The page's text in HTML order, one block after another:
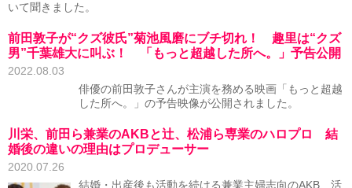
いて聞きました。
前田敦子が“クズ彼氏”菊池風磨にブチ切れ！ 趣里は“クズ
男”千葉雄大に叫ぶ！ 「もっと超越した所へ。」予告公開
2022.08.03
俳優の前田敦子さんが主演を務める映画「もっと超越
した所へ。」の予告映像が公開されました。
川栄、前田ら兼業のAKBと辻、松浦ら専業のハロプロ 結
婚後の違いの理由はプロデューサー
2020.07.26
結婚・出産後も活動を続ける兼業主婦志向のAKB、活